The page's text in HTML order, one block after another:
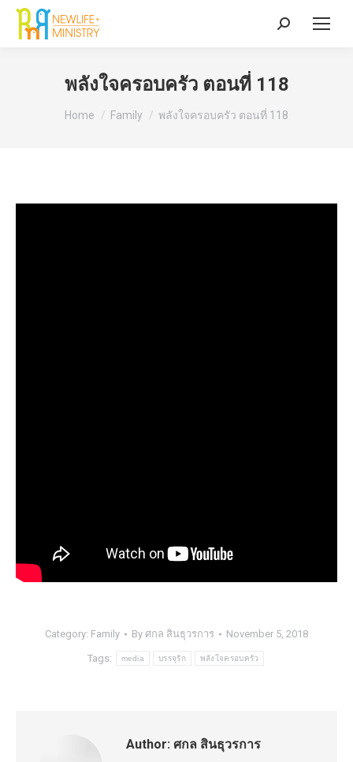
Search:
พลังใจครอบครัว ตอนที่ 118
You are here:
Home Family พลังใจครอบครัว ตอนที่ 118
Category: Family By ศกล สินธุวรการ November 5, 2018
Tags: media บรรจุรัก พลังใจครอบครัว
Author: ศกล สินธุวรการ